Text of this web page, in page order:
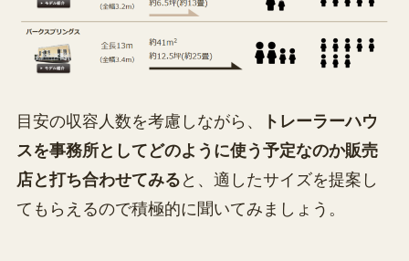
目安の収容人数を考慮しながら、
トレーラーハウ
スを事務所としてどのように使う予定なのか販売
店と打ち合わせてみる と、適したサイズを提案し
てもらえるので積極的に聞いてみましょう。